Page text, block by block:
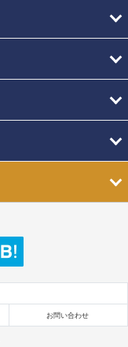
お問い合わせ